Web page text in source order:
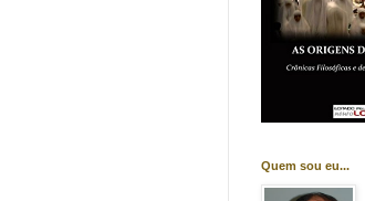
Quem sou eu...